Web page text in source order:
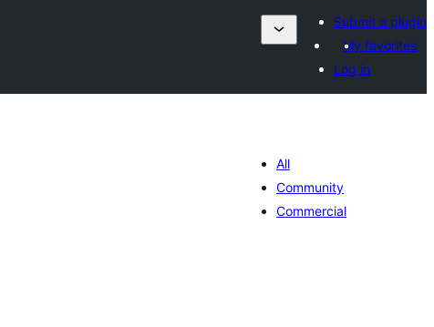
Submit a plugin
My favorites
Log in
All
Community
Commercial